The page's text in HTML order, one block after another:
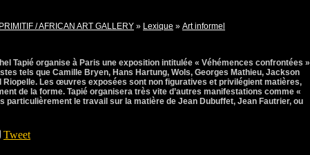
/ AFRICAN ART GALLERY » Lexique » Art informel
Tapié organise à Paris une exposition intitulée « Véhémences confrontées »
tels que Camille Bryen, Hans Hartung, Wols, Georges Mathieu, Jackson
Riopelle. Les œuvres exposées sont non figuratives et privilégient matières,
de la forme. Tapié organisera très vite d’autres manifestations comme «
particulièrement le travail sur la matière de Jean Dubuffet, Jean Fautrier, ou
Tweet